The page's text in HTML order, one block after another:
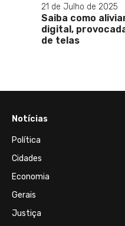
21 de Julho de 2025
Saiba como
digital,
de telas
Notícias
Política
Cidades
Economia
Gerais
Justiça